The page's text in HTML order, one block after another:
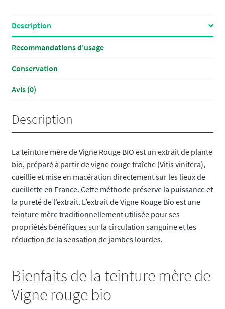
Description
Recommandations d'usage
Conservation
Avis (0)
Description
La teinture mère de Vigne Rouge BIO est un extrait de plante
bio, préparé à partir de vigne rouge fraîche (Vitis vinifera),
cueillie et mise en macération directement sur les lieux de
cueillette en France. Cette méthode préserve la puissance et
la pureté de l’extrait. L’extrait de Vigne Rouge Bio est une
teinture mère traditionnellement utilisée pour ses
propriétés bénéfiques sur la circulation sanguine et les
réduction de la sensation de jambes lourdes.
Bienfaits de la teinture mère de
Vigne rouge bio